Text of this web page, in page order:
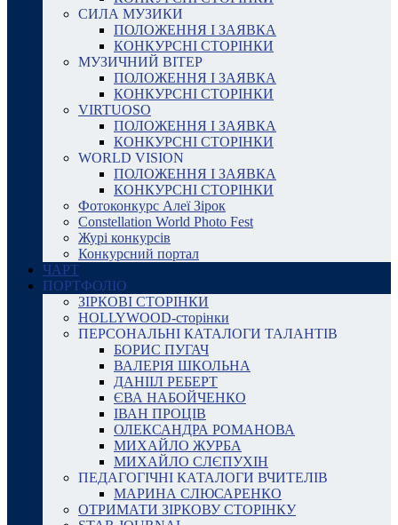
СИЛА МУЗИКИ
ПОЛОЖЕННЯ І ЗАЯВКА
КОНКУРСНІ СТОРІНКИ
МУЗИЧНИЙ ВІТЕР
ПОЛОЖЕННЯ І ЗАЯВКА
КОНКУРСНІ СТОРІНКИ
VIRTUOSO
ПОЛОЖЕННЯ І ЗАЯВКА
КОНКУРСНІ СТОРІНКИ
WORLD VISION
ПОЛОЖЕННЯ І ЗАЯВКА
КОНКУРСНІ СТОРІНКИ
Фотоконкурс Алеї Зірок
Constellation World Photo Fest
Журі конкурсів
Конкурсний портал
ЧАРТ
ПОРТФОЛІО
ЗІРКОВІ СТОРІНКИ
HOLLYWOOD-сторінки
ПЕРСОНАЛЬНІ КАТАЛОГИ ТАЛАНТІВ
БОРИС ПУГАЧ
ВАЛЕРІЯ ШКОЛЬНА
ДАНІІЛ РЕБЕРТ
ЄВА НАБОЙЧЕНКО
ІВАН ПРОЦІВ
ОЛЕКСАНДРА РОМАНОВА
МИХАЙЛО ЖУРБА
МИХАЙЛО СЛЄПУХІН
ПЕДАГОГІЧНІ КАТАЛОГИ ВЧИТЕЛІВ
МАРИНА СЛЮСАРЕНКО
ОТРИМАТИ ЗІРКОВУ СТОРІНКУ